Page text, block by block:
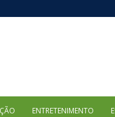
ENTRETENIMENTO